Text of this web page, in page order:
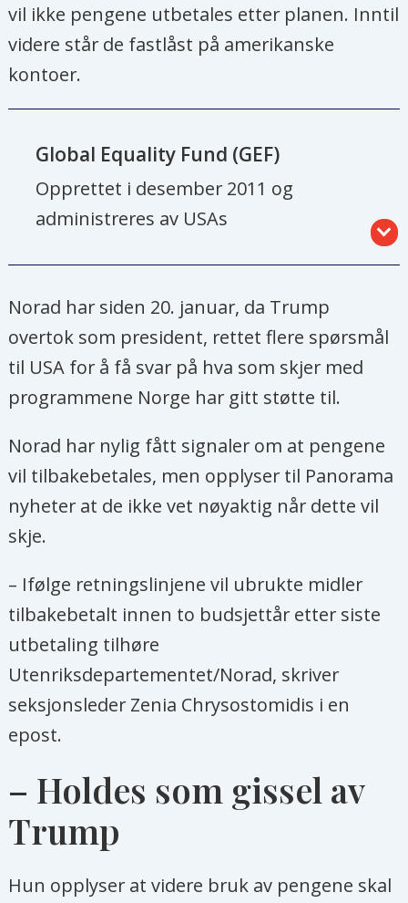
vil ikke pengene utbetales etter planen. Inntil
videre står de fastlåst på amerikanske
kontoer.
Global Equality Fund (GEF)
Opprettet i desember 2011 og
administreres av USAs
Selv om fondet er administrert av USA,
kommer mesteparten av pengene og
påvirkningen fra andre land, blant
dem Norge, Canada, Sverige,
Penger til fondet brukes til å støtte
LGBTI-rettigheter i land der det er
krevende å være skeiv.
Dette innebærer blant annet nødhjelp,
beskyttelse, støtte til sivilsamfunn,
juridisk og politisk påvirkning og
kapasitetsbygging.
Også private aktører bidrar inn i
fondet, blant dem selskaper som
Deloitte, Hilton og andre fond som
Arcus Foundation og MAC AIDS Fund.
Norad har siden 20. januar, da Trump
overtok som president, rettet flere spørsmål
til USA for å få svar på hva som skjer med
programmene Norge har gitt støtte til.
Norad har nylig fått signaler om at pengene
vil tilbakebetales, men opplyser til Panorama
nyheter at de ikke vet nøyaktig når dette vil
skje.
– Ifølge retningslinjene vil ubrukte midler
tilbakebetalt innen to budsjettår etter siste
utbetaling tilhøre
Utenriksdepartementet/Norad, skriver
seksjonsleder Zenia Chrysostomidis i en
epost.
– Holdes som gissel av
Trump
Hun opplyser at videre bruk av pengene skal